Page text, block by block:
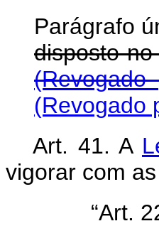
Parágrafo
disposto
(Revogado
Art. 41. A
vigorar com
“Art.